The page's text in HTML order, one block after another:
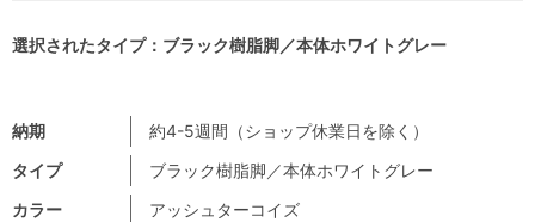
納期
約4-5週間（ショップ休業日を除く）
タイプ
ブラック樹脂脚／本体ホワイトグレー
カラー
アッシュターコイズ
選択されたタイプ：ブラック樹脂脚／本体ホワイトグレー